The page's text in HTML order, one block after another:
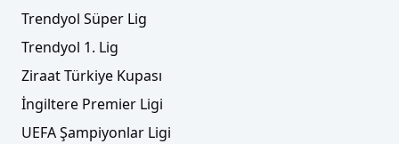
Trendyol Süper Lig
Trendyol 1. Lig
Ziraat Türkiye Kupası
İngiltere Premier Ligi
UEFA Şampiyonlar Ligi